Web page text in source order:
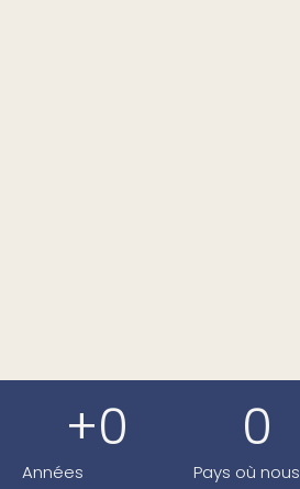
Années
+0
Pays où nous
0